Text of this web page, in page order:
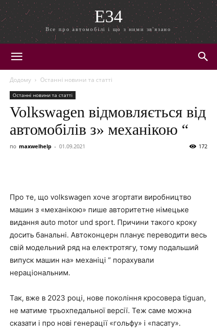
E34
Все про автомобілі і що з ними зв'язано
Додому Останні новини та статті
Останні новини та статті
Volkswagen відмовляється від
автомобілів з» механікою “
по maxwelhelp - 01.09.2021 172
Про те, що volkswagen хоче згортати виробництво
машин з «механікою» пише авторитетне німецьке
видання auto motor und sport. Причини такого кроку
досить банальні. Автоконцерн планує переводити весь
свій модельний ряд на електротягу, тому подальший
випуск машин на» механіці ” порахували
нераціональним.
Так, вже в 2023 році, нове покоління кросовера tiguan,
не матиме трьохпедальної версії. Теж саме можна
сказати і про нові генерації «гольфу» і «пасату».